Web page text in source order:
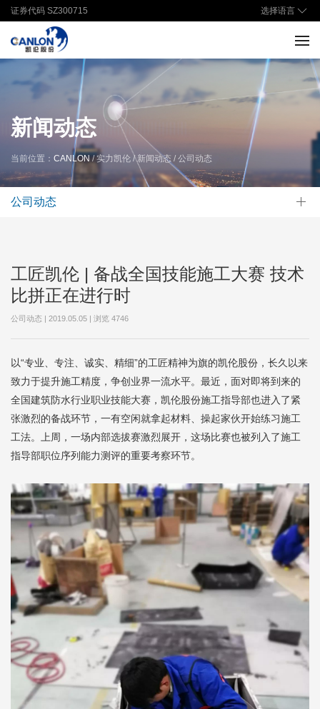
证券代码 SZ300715 选择语言
新闻动态
当前位置： CANLON / 实力凯伦 / 新闻动态 / 公司动态
公司动态
工匠凯伦 | 备战全国技能施工大赛 技术
比拼正在进行时
公司动态 | 2019.05.05 | 浏览 4746
以“专业、专注、诚实、精细”的工匠精神为旗的凯伦股份，长久以来
致力于提升施工精度，争创业界一流水平。最近，面对即将到来的
全国建筑防水行业职业技能大赛，凯伦股份施工指导部也进入了紧
张激烈的备战环节，一有空闲就拿起材料、操起家伙开始练习施工
工法。 上周，一场内部选拔赛激烈展开，这场比赛也被列入了施工
指导部职位序列能力测评的重要考察环节。